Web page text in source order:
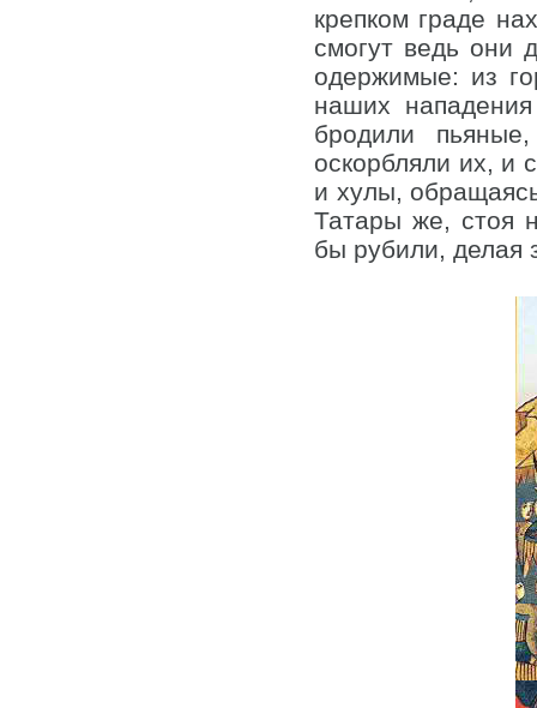
крепком граде
смогут ведь они
одержимые: из
наших
бродили
оскорбляли их, и
и хулы,
Татары же, стоя
бы рубили, делая